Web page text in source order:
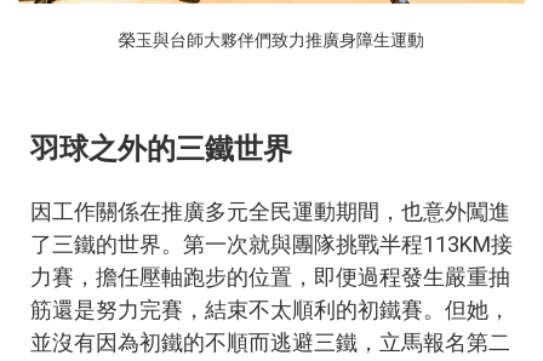
榮玉與台師大夥伴們致力推廣身障生運動
羽球之外的三鐵世界
因工作關係在推廣多元全民運動期間，也意外闖進
了三鐵的世界。第一次就與團隊挑戰半程113KM接
力賽，擔任壓軸跑步的位置，即便過程發生嚴重抽
筋還是努力完賽，結束不太順利的初鐵賽。但她，
並沒有因為初鐵的不順而逃避三鐵，立馬報名第二